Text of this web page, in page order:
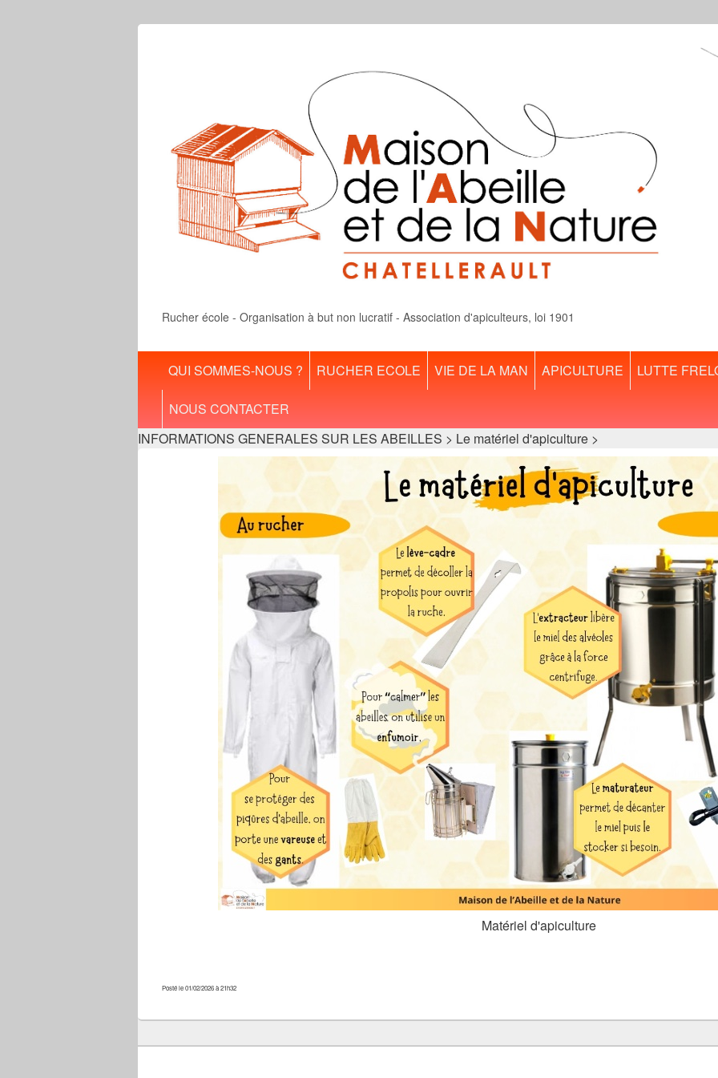
Rucher école - Organisation à but non lucratif - Association d'apiculteurs, loi 1901
principalQUI SOMMES-NOUS ? RUCHER ECOLE VIE DE LA MAN APICULTURE LUTTE
NOUS CONTACTER
INFORMATIONS GENERALES SUR LES ABEILLES > Le matériel d'apiculture >
Matériel d'apiculture
Posté le 01/02/2026 à 21h32